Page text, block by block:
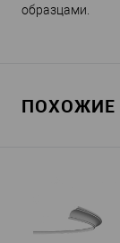
образцами.
ПОХОЖИЕ